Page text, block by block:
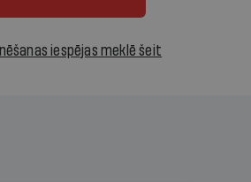
iespējas meklē šeit